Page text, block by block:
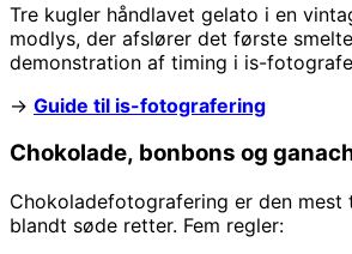
Tre kugler håndlavet gelato i en
modlys, der afslører det første
demonstration af timing i is-
→ Guide til is-fotografering
Chokolade, bonbons og
Chokoladefotografering er den mest
blandt søde retter. Fem regler: